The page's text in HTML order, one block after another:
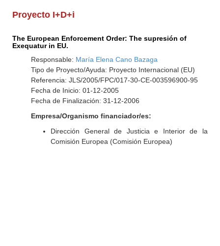
Proyecto I+D+i
The European Enforcement Order: The supresión of
Exequatur in EU.
Responsable: María Elena Cano Bazaga
Tipo de Proyecto/Ayuda: Proyecto Internacional (EU)
Referencia: JLS/2005/FPC/017-30-CE-003596900-95
Fecha de Inicio: 01-12-2005
Fecha de Finalización: 31-12-2006
Empresa/Organismo financiador/es:
Dirección General de Justicia e Interior de la
Comisión Europea (Comisión Europea)